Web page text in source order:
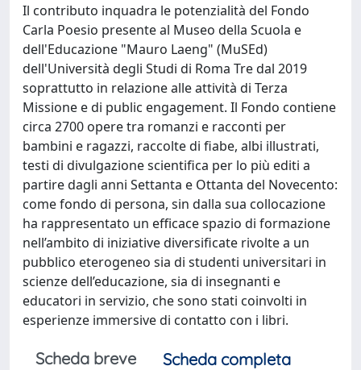
Il contributo inquadra le potenzialità del Fondo
Carla Poesio presente al Museo della Scuola e
dell'Educazione "Mauro Laeng" (MuSEd)
dell'Università degli Studi di Roma Tre dal 2019
soprattutto in relazione alle attività di Terza
Missione e di public engagement. Il Fondo contiene
circa 2700 opere tra romanzi e racconti per
bambini e ragazzi, raccolte di fiabe, albi illustrati,
testi di divulgazione scientifica per lo più editi a
partire dagli anni Settanta e Ottanta del Novecento:
come fondo di persona, sin dalla sua collocazione
ha rappresentato un efficace spazio di formazione
nell’ambito di iniziative diversificate rivolte a un
pubblico eterogeneo sia di studenti universitari in
scienze dell’educazione, sia di insegnanti e
educatori in servizio, che sono stati coinvolti in
esperienze immersive di contatto con i libri.
Scheda breve
Scheda completa